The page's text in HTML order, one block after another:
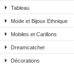
Tableau
Mode et Bijoux Ethnique
Mobiles et Carillons
Dreamcatcher
Décorations